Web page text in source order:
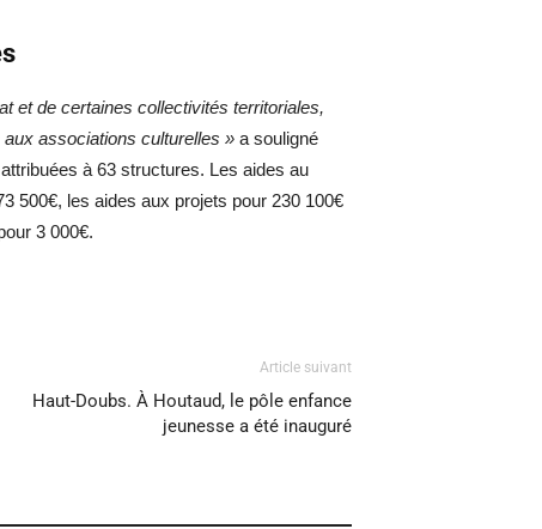
et de certaines collectivités territoriales,
associations culturelles » a souligné
à 63 structures. Les aides au
500€, les aides aux projets pour 230 100€
3 000€.
Article suivant
Haut-Doubs. À Houtaud, le pôle enfance
jeunesse a été inauguré